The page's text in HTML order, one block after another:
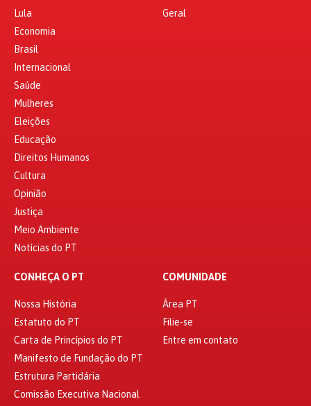
Lula
Economia
Brasil
Internacional
Saúde
Mulheres
Eleições
Educação
Direitos Humanos
Cultura
Opinião
Justiça
Meio Ambiente
Notícias do PT
Geral
CONHEÇA O PT
Nossa História
Estatuto do PT
Carta de Princípios do PT
Manifesto de Fundação do PT
Estrutura Partidária
Comissão Executiva Nacional
COMUNIDADE
Área PT
Filie-se
Entre em contato